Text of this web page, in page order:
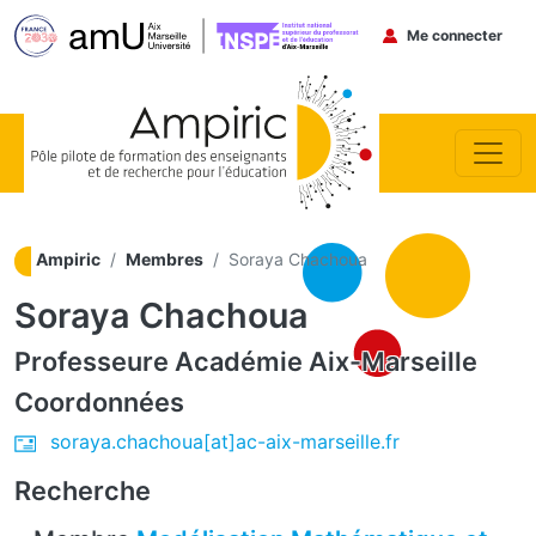
Menu du
Me connecter
Ampiric Membres Soraya Chachoua
Soraya Chachoua
Professeure Académie Aix-Marseille
Coordonnées
soraya.chachoua[at]ac-aix-marseille.fr
Recherche